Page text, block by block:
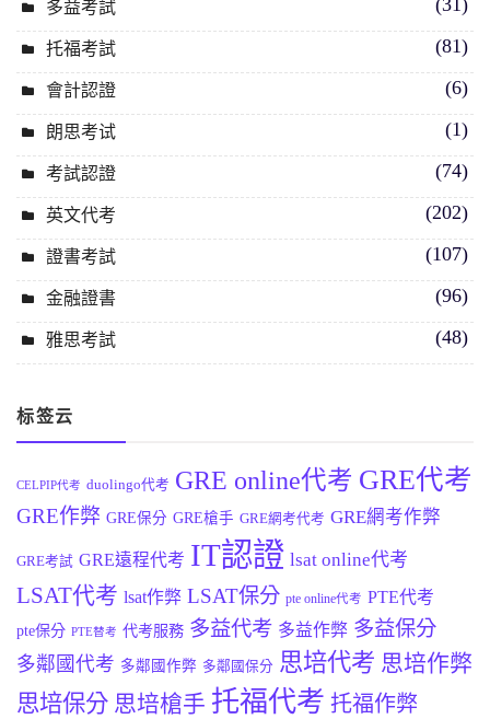
多益考試
托福考試 (81)
會計認證 (6)
朗思考试 (1)
考試認證 (74)
英文代考 (202)
證書考試 (107)
金融證書 (96)
雅思考試 (48)
标签云
CELPIP代考 duolingo代考 GRE online代考 GRE代考
GRE作弊 GRE保分 GRE槍手 GRE網考代考 GRE網考作弊
GRE考試 GRE遠程代考 IT認證 lsat online代考
LSAT代考 lsat作弊 LSAT保分 pte online代考 PTE代考
pte保分 PTE替考 代考服務 多益代考 多益作弊 多益保分
多鄰國代考 多鄰國作弊 多鄰國保分 思培代考 思培作弊
思培保分 思培槍手 托福代考 托福作弊